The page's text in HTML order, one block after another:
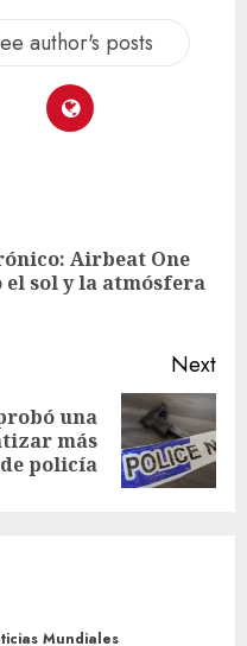
author's posts
Airbeat One
el sol y la atmósfera
Next
una
más
policía
Mundiales